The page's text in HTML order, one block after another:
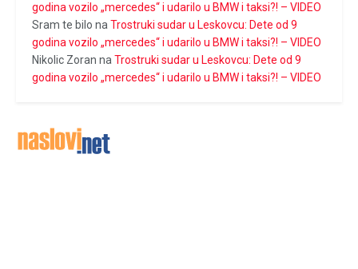
godina vozilo „mercedes“ i udarilo u BMW i taksi?! – VIDEO
Sram te bilo naTrostruki sudar u Leskovcu: Dete od 9
godina vozilo „mercedes“ i udarilo u BMW i taksi?! – VIDEO
Nikolic Zoran naTrostruki sudar u Leskovcu: Dete od 9
godina vozilo „mercedes“ i udarilo u BMW i taksi?! – VIDEO